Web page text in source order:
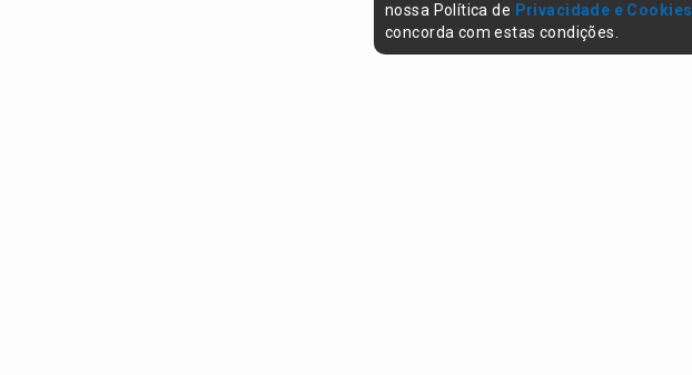
nossa Política de Privacidade e Cookies
concorda com estas condições.